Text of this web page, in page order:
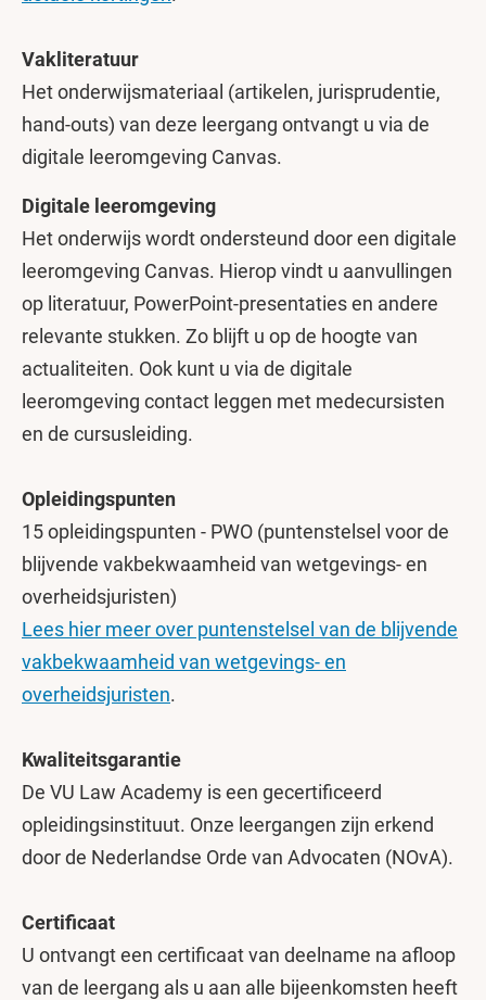
Vakliteratuur
Het onderwijsmateriaal (artikelen, jurisprudentie,
hand-outs) van deze leergang ontvangt u via de
digitale leeromgeving Canvas.
Digitale leeromgeving
Het onderwijs wordt ondersteund door een digitale
leeromgeving Canvas. Hierop vindt u aanvullingen
op literatuur, PowerPoint-presentaties en andere
relevante stukken. Zo blijft u op de hoogte van
actualiteiten. Ook kunt u via de digitale
leeromgeving contact leggen met medecursisten
en de cursusleiding.
Opleidingspunten
15 opleidingspunten - PWO (puntenstelsel voor de
blijvende vakbekwaamheid van wetgevings- en
overheidsjuristen)
Lees hier meer over puntenstelsel van de blijvende
vakbekwaamheid van wetgevings- en
overheidsjuristen.
Kwaliteitsgarantie
De VU Law Academy is een gecertificeerd
opleidingsinstituut. Onze leergangen zijn erkend
door de Nederlandse Orde van Advocaten (NOvA).
Certificaat
U ontvangt een certificaat van deelname na afloop
van de leergang als u aan alle bijeenkomsten heeft